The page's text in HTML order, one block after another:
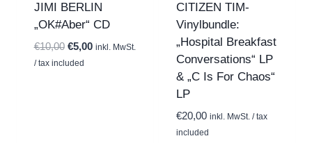
JIMI BERLIN
„OK#Aber“ CD
€10,00 Ursprünglicher
Preis
€5,00Aktueller
inkl. MwSt.
/ tax included
CITIZEN TIM-
Vinylbundle:
„Hospital Breakfast
Conversations“ LP
& „C Is For Chaos“
LP
€20,00 inkl. MwSt. / tax
included